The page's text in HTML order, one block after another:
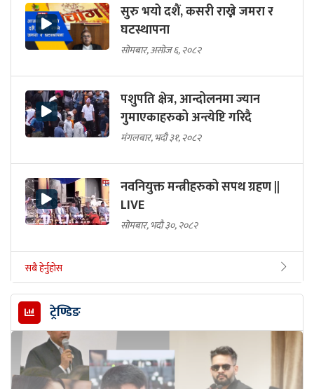
सुरु भयो दशैं, कसरी राख्ने जमरा र
घटस्थापना
सोमबार, असोज ६, २०८२
पशुपति क्षेत्र, आन्दोलनमा ज्यान
गुमाएकाहरुको अन्त्येष्टि गरिदै
मंगलबार, भदौ ३१, २०८२
नवनियुक्त मन्त्रीहरुको सपथ ग्रहण ||
LIVE
सोमबार, भदौ ३०, २०८२
सबै हेर्नुहोस
ट्रेण्डिङ